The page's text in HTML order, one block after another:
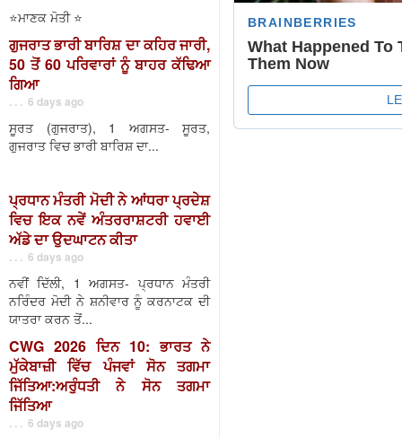
⭐️ਮਾਣਕ ਮੋਤੀ ⭐️
ਗੁਜਰਾਤ ਭਾਰੀ ਬਾਰਿਸ਼ ਦਾ ਕਹਿਰ ਜਾਰੀ,
50 ਤੋਂ 60 ਪਰਿਵਾਰਾਂ ਨੂੰ ਬਾਹਰ ਕੱਢਿਆ
ਗਿਆ
. . . 6 days ago
ਸੂਰਤ (ਗੁਜਰਾਤ), 1 ਅਗਸਤ- ਸੂਰਤ,
ਗੁਜਰਾਤ ਵਿਚ ਭਾਰੀ ਬਾਰਿਸ਼ ਦਾ...
ਪ੍ਰਧਾਨ ਮੰਤਰੀ ਮੋਦੀ ਨੇ ਆਂਧਰਾ ਪ੍ਰਦੇਸ਼
ਵਿਚ ਇਕ ਨਵੇਂ ਅੰਤਰਰਾਸ਼ਟਰੀ ਹਵਾਈ
ਅੱਡੇ ਦਾ ਉਦਘਾਟਨ ਕੀਤਾ
. . . 6 days ago
ਨਵੀਂ ਦਿੱਲੀ, 1 ਅਗਸਤ- ਪ੍ਰਧਾਨ ਮੰਤਰੀ
ਨਰਿੰਦਰ ਮੋਦੀ ਨੇ ਸ਼ਨੀਵਾਰ ਨੂੰ ਕਰਨਾਟਕ ਦੀ
ਯਾਤਰਾ ਕਰਨ ਤੋਂ...
CWG 2026 ਦਿਨ 10: ਭਾਰਤ ਨੇ
ਮੁੱਕੇਬਾਜ਼ੀ ਵਿੱਚ ਪੰਜਵਾਂ ਸੋਨ ਤਗਮਾ
ਜਿੱਤਿਆ:ਅਰੁੰਧਤੀ ਨੇ ਸੋਨ ਤਗਮਾ
ਜਿੱਤਿਆ
. . . 6 days ago